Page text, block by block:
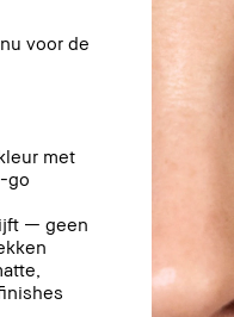
voor de
met
go
— geen